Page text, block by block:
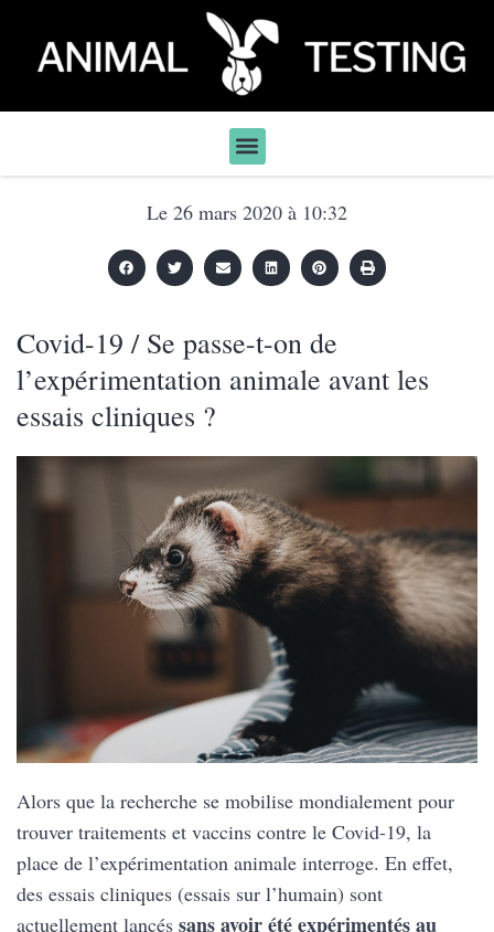
Le 26 mars 2020 à 10:32
Covid-19 / Se passe-t-on de
l’expérimentation animale avant les
essais cliniques ?
Alors que la recherche se mobilise mondialement pour
trouver traitements et vaccins contre le Covid-19, la
place de l’expérimentation animale interroge. En effet,
des essais cliniques (essais sur l’humain) sont
actuellement lancés sans avoir été expérimentés au